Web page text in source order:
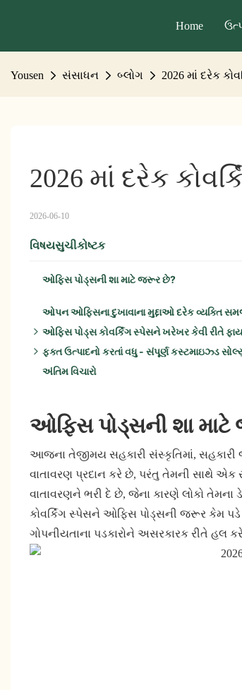
Home
Yousen સંસાધન બ્લોગ 2026 માં દરેક
2026 માં દરેક
2026-06-10
વિષયસુચીકોષ્ટક
ઓફિસ પોડ્સની શા માટે જરૂર છે?
ઓપન ઓફિસના દુખાવાના મુદ્દાઓ દરેક વ્યક્તિ
ઓફિસ પોડ્સ કોવર્કિંગ સ્પેસને ખરેખર કેવી રીતે
મુખ્ય ફાયદા:
ઉત્તમ સાઉન્ડપ્રૂફિંગ:
આરામદાયક અનુભવ:
સમૃદ્ધ સૌંદર્યલક્ષી પસંદગીઓ:
ફક્ત ઉત્પાદનો કરતાં વધુ - સંપૂર્ણ કસ્ટમાઇઝ્ડ
વધારાના ફાયદાઓમાં શામેલ છે:
અંતિમ વિચારો
ઓફિસ પોડ્સની શા
આજના તેજીમય સહકારી સંસ્કૃતિમાં,
વાતાવરણ પ્રદાન કરે છે, પરંતુ તેમની સાથે એક
વાતાવરણને ભરી દે છે, જેના કારણે લોકો
કોવર્કિંગ સ્પેસને ઓફિસ પોડ્સની જરૂર કેમ
ગોપનીયતાના પડકારોને અસરકારક રીતે હલ